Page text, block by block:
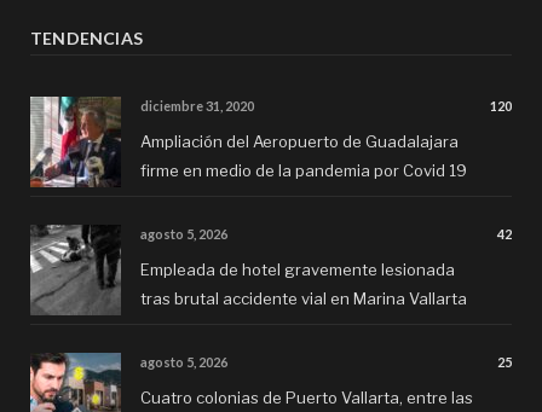
TENDENCIAS
diciembre 31, 2020 120
Ampliación del Aeropuerto de Guadalajara
firme en medio de la pandemia por Covid 19
agosto 5, 2026 42
Empleada de hotel gravemente lesionada
tras brutal accidente vial en Marina Vallarta
agosto 5, 2026 25
Cuatro colonias de Puerto Vallarta, entre las